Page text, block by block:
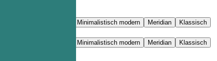
Minimalistisch modern Meridian
Klassisch
Minimalistisch modern Meridian
Klassisch